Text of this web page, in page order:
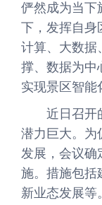
俨然成为当下
下，发挥自身
计算、大数据
撑、数据为中
实现景区智能
近日召开的
潜力巨大。为
发展，会议确
施。措施包括
新业态发展等